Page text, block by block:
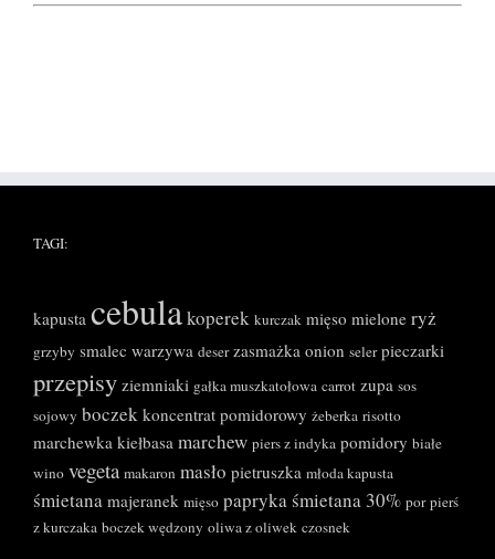
TAGI:
kapusta cebulakoperek kurczak mięso mielone ryż
grzyby smalec warzywa deser zasmażka onion seler pieczarki
przepisy ziemniaki gałka muszkatołowa carrot zupa sos
sojowy boczek koncentrat pomidorowy żeberka risotto
marchewka kiełbasa marchew piers z indyka pomidory białe
wino vegeta makaron masło pietruszka młoda kapusta
śmietana majeranek mięso paprykaśmietana 30% por pierś
z kurczaka boczek wędzony oliwa z oliwek czosnek